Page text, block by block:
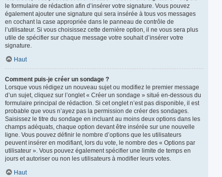
le formulaire de rédaction afin d’insérer votre signature. Vous pouvez
également ajouter une signature qui sera insérée à tous vos messages
en cochant la case appropriée dans le panneau de contrôle de
l’utilisateur. Si vous choisissez cette dernière option, il ne vous sera plus
utile de spécifier sur chaque message votre souhait d’insérer votre
signature.
Haut
Comment puis-je créer un sondage ?
Lorsque vous rédigez un nouveau sujet ou modifiez le premier message
d’un sujet, cliquez sur l’onglet « Créer un sondage » situé en-dessous du
formulaire principal de rédaction. Si cet onglet n’est pas disponible, il est
probable que vous n’ayez pas la permission de créer des sondages.
Saisissez le titre du sondage en incluant au moins deux options dans les
champs adéquats, chaque option devant être insérée sur une nouvelle
ligne. Vous pouvez définir le nombre d’options que les utilisateurs
peuvent insérer en modifiant, lors du vote, le nombre des « Options par
utilisateur ». Vous pouvez également spécifier une limite de temps en
jours et autoriser ou non les utilisateurs à modifier leurs votes.
Haut